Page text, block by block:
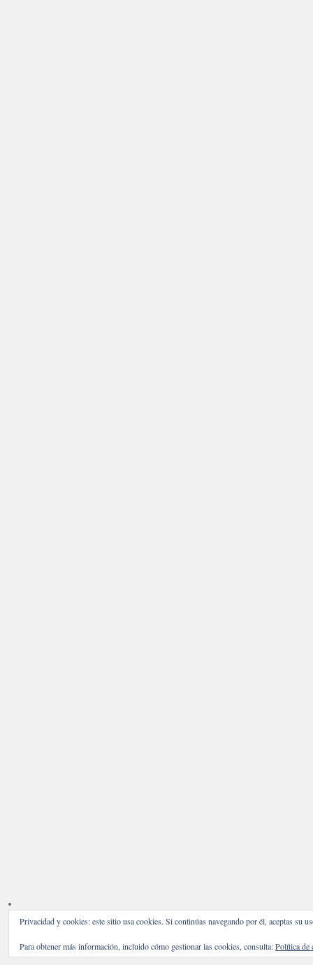
Privacidad y cookies: este sitio usa cookies. Si continúas navegando por él, aceptas su
Para obtener más información, incluido cómo gestionar las cookies, consulta:Política de